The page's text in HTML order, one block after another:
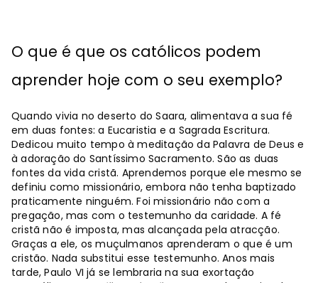
O que é que os católicos podem
aprender hoje com o seu exemplo?
Quando vivia no deserto do Saara, alimentava a sua fé
em duas fontes: a Eucaristia e a Sagrada Escritura.
Dedicou muito tempo à meditação da Palavra de Deus e
à adoração do Santíssimo Sacramento. São as duas
fontes da vida cristã. Aprendemos porque ele mesmo se
definiu como missionário, embora não tenha baptizado
praticamente ninguém. Foi missionário não com a
pregação, mas com o testemunho da caridade. A fé
cristã não é imposta, mas alcançada pela atracção.
Graças a ele, os muçulmanos aprenderam o que é um
cristão. Nada substitui esse testemunho. Anos mais
tarde, Paulo VI já se lembraria na sua exortação